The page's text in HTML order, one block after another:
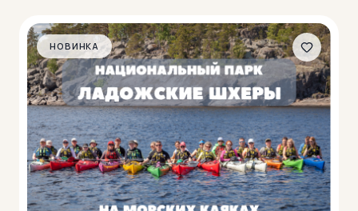
НОВИНКА